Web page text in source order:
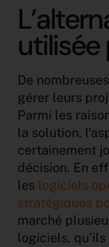
utilisée
De
gérer leurs
Parmi les
la solution,
certainement
décision. En
les logiciels
stratégiques
marché
logiciels,